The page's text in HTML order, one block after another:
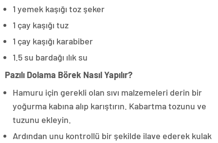
1 yemek kaşığı toz şeker
1 çay kaşığı tuz
1 çay kaşığı karabiber
1.5 su bardağı ılık su
Pazılı Dolama Börek Nasıl Yapılır?
Hamuru için gerekli olan sıvı malzemeleri derin bir
yoğurma kabına alıp karıştırın. Kabartma tozunu ve
tuzunu ekleyin.
Ardından unu kontrollü bir şekilde ilave ederek kulak